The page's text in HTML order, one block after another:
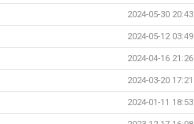
2024-05-30 20:43
2024-05-12 03:49
2024-04-16 21:26
2024-03-20 17:21
2024-01-11 18:53